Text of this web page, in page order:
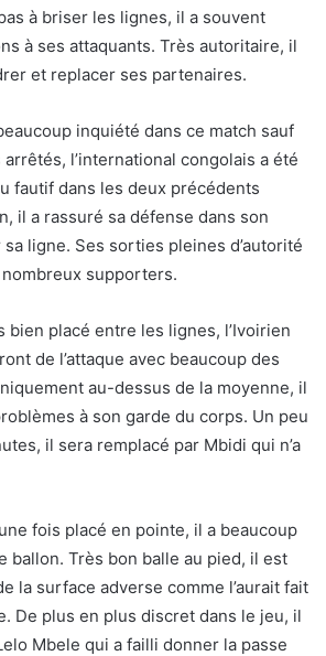
à briser les lignes, il a souvent
à ses attaquants. Très autoritaire, il
et replacer ses partenaires.
inquiété dans ce match sauf
l’international congolais a été
fautif dans les deux précédents
il a rassuré sa défense dans son
ligne. Ses sorties pleines d’autorité
supporters.
bien placé entre les lignes, l’Ivoirien
de l’attaque avec beaucoup des
au-dessus de la moyenne, il
à son garde du corps. Un peu
il sera remplacé par Mbidi qui n’a
fois placé en pointe, il a beaucoup
ballon. Très bon balle au pied, il est
la surface adverse comme l’aurait fait
De plus en plus discret dans le jeu, il
Mbele qui a failli donner la passe